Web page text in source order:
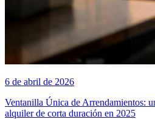
6 de abril de 2026
Ventanilla Única de Arrendamientos:
alquiler de corta duración en 2025